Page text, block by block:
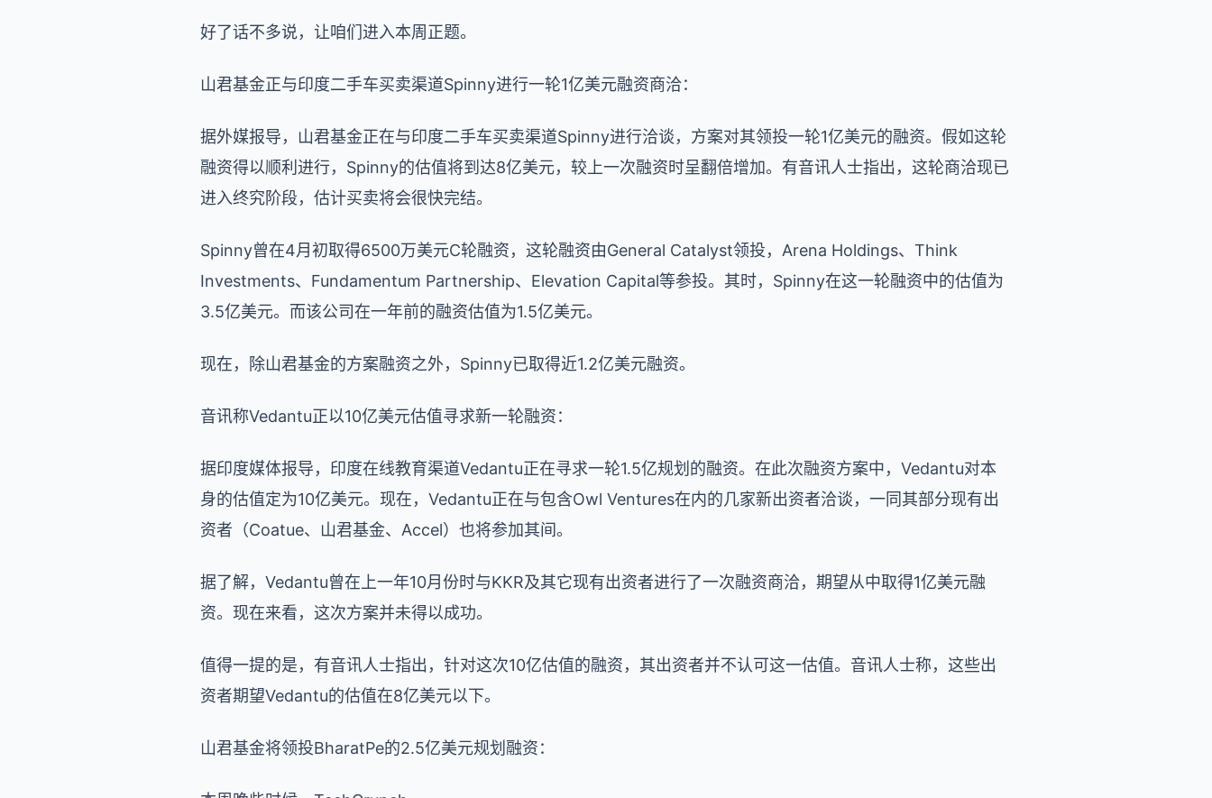
好了话不多说，让咱们进入本周正题。
山君基金正与印度二手车买卖渠道Spinny进行一轮1亿美元融资商洽：
据外媒报导，山君基金正在与印度二手车买卖渠道Spinny进行洽谈，方案对其领投一轮1亿美元的融资。假如这轮
融资得以顺利进行，Spinny的估值将到达8亿美元，较上一次融资时呈翻倍增加。有音讯人士指出，这轮商洽现已
进入终究阶段，估计买卖将会很快完结。
Spinny曾在4月初取得6500万美元C轮融资，这轮融资由General Catalyst领投，Arena Holdings、Think
Investments、Fundamentum Partnership、Elevation Capital等参投。其时，Spinny在这一轮融资中的估值为
3.5亿美元。而该公司在一年前的融资估值为1.5亿美元。
现在，除山君基金的方案融资之外，Spinny已取得近1.2亿美元融资。
音讯称Vedantu正以10亿美元估值寻求新一轮融资：
据印度媒体报导，印度在线教育渠道Vedantu正在寻求一轮1.5亿规划的融资。在此次融资方案中，Vedantu对本
身的估值定为10亿美元。现在，Vedantu正在与包含Owl Ventures在内的几家新出资者洽谈，一同其部分现有出
资者（Coatue、山君基金、Accel）也将参加其间。
据了解，Vedantu曾在上一年10月份时与KKR及其它现有出资者进行了一次融资商洽，期望从中取得1亿美元融
资。现在来看，这次方案并未得以成功。
值得一提的是，有音讯人士指出，针对这次10亿估值的融资，其出资者并不认可这一估值。音讯人士称，这些出
资者期望Vedantu的估值在8亿美元以下。
山君基金将领投BharatPe的2.5亿美元规划融资：